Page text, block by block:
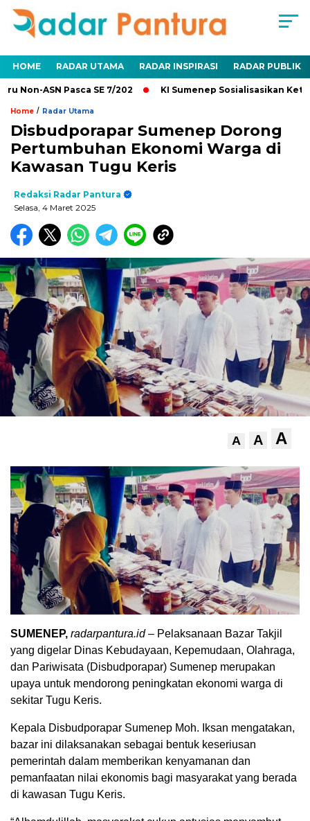
HOME RADAR UTAMA RADAR INSPIRASI RADAR PUBLIK
ASN Pasca SE 7/202 KI Sumenep Sosialisasikan
Home / Radar Utama
Disbudporapar Sumenep Dorong
Pertumbuhan Ekonomi Warga di
Kawasan Tugu Keris
Redaksi Radar Pantura
Selasa, 4 Maret 2025
A A A
SUMENEP, radarpantura.id– Pelaksanaan Bazar Takjil
yang digelar Dinas Kebudayaan, Kepemudaan, Olahraga,
dan Pariwisata (Disbudporapar) Sumenep merupakan
upaya untuk mendorong peningkatan ekonomi warga di
sekitar Tugu Keris.
Kepala Disbudporapar Sumenep Moh. Iksan mengatakan,
bazar ini dilaksanakan sebagai bentuk keseriusan
pemerintah dalam memberikan kenyamanan dan
pemanfaatan nilai ekonomis bagi masyarakat yang berada
di kawasan Tugu Keris.